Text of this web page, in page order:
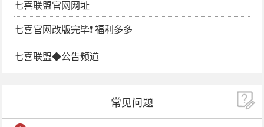
七喜联盟官网网址
七喜官网改版完毕❗️ 福利多多
七喜联盟◆公告频道
常见问题